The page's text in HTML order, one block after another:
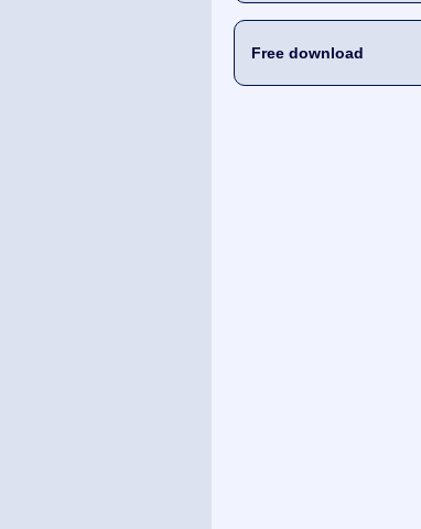
Free download